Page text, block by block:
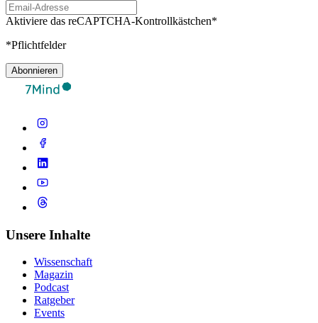
Aktiviere das reCAPTCHA-Kontrollkästchen*
*Pflichtfelder
Abonnieren
Unsere Inhalte
Wissenschaft
Magazin
Podcast
Ratgeber
Events